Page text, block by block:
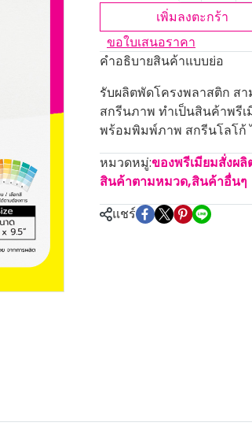
เพิ่มลงตะกร้า
ขอใบเสนอราคา
คำอธิบายสินค้าแบบย่อ
รับผลิตพัดโครงพลาสติก ส
สกรีนภาพ ทำเป็นสินค้าพรี
พร้อมพิมพ์ภาพ สกรีนโลโก้
หมวดหมู่:ของพรีเมียมสั่งผ
สินค้าตามหมวด,สินค้าอื่นๆ
แชร์